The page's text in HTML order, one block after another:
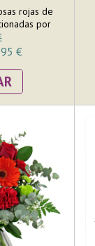
rojas de
por
este
está
y verdes
que destaca
€